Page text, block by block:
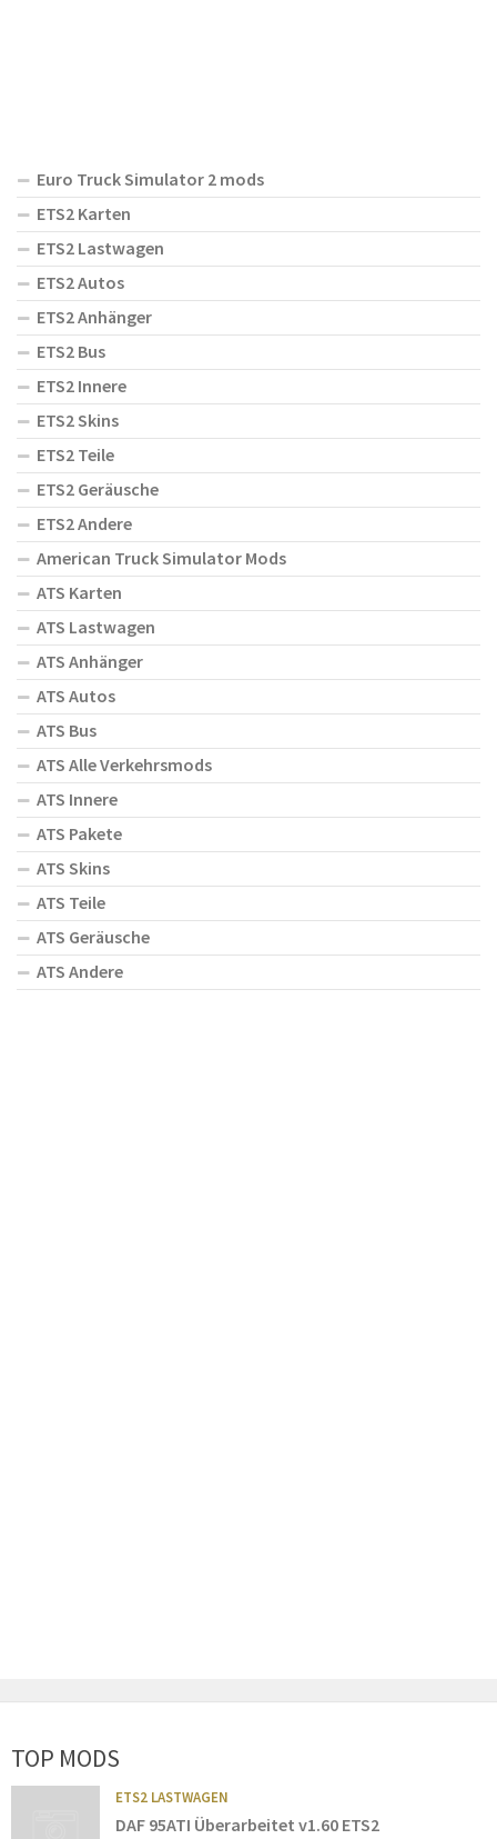
Euro Truck Simulator 2 mods
ETS2 Karten
ETS2 Lastwagen
ETS2 Autos
ETS2 Anhänger
ETS2 Bus
ETS2 Innere
ETS2 Skins
ETS2 Teile
ETS2 Geräusche
ETS2 Andere
American Truck Simulator Mods
ATS Karten
ATS Lastwagen
ATS Anhänger
ATS Autos
ATS Bus
ATS Alle Verkehrsmods
ATS Innere
ATS Pakete
ATS Skins
ATS Teile
ATS Geräusche
ATS Andere
TOP MODS
ETS2 LASTWAGEN
DAF 95ATI Überarbeitet v1.60 ETS2